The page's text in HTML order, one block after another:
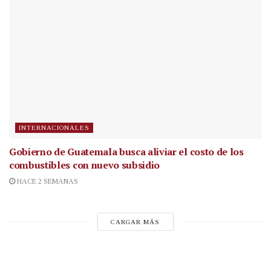
INTERNACIONALES
Gobierno de Guatemala busca aliviar el costo de los
combustibles con nuevo subsidio
HACE 2 SEMANAS
CARGAR MÁS